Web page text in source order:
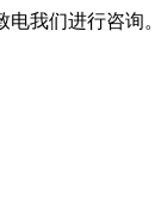
我们进行咨询。